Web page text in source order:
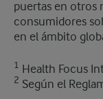
puertas en otros
consumidores
en el ámbito
1 Health Focus
2 Según el